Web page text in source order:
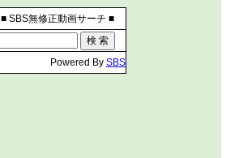
■ SBS無修正動画サーチ ■
Powered By SBS